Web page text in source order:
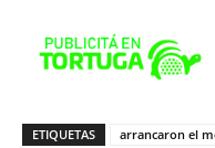
ETIQUETAS
arrancaron el